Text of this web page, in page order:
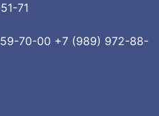
71
70-00 +7 (989) 972-88-